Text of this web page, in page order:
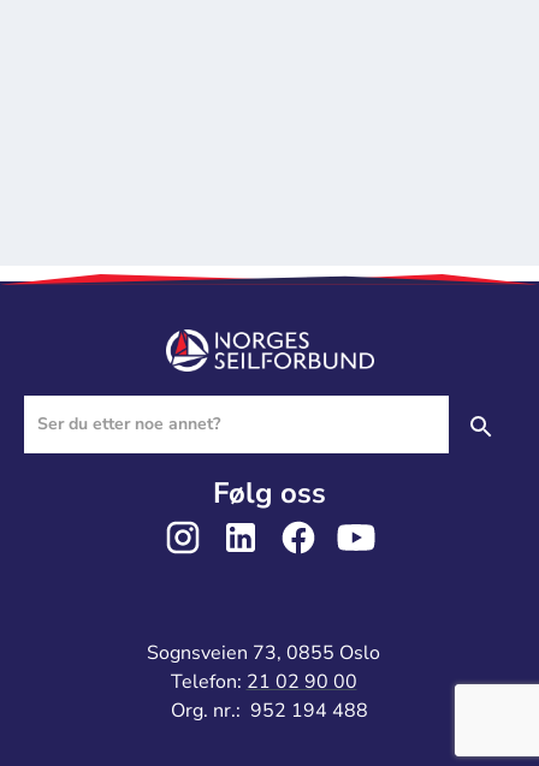
Følg oss
Sognsveien 73, 0855 Oslo
Telefon: 21 02 90 00
Org. nr.: 952 194 488